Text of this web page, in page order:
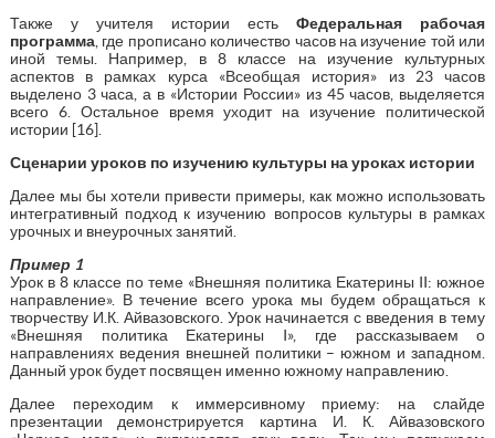
Также у учителя истории естьФедеральная рабочая
программа, где прописано количество часов на изучение той или
иной темы. Например, в 8 классе на изучение культурных
аспектов в рамках курса «Всеобщая история» из 23 часов
выделено 3 часа, а в «Истории России» из 45 часов, выделяется
всего 6. Остальное время уходит на изучение политической
истории [16].
Сценарии уроков по изучению культуры на уроках истории
Далее мы бы хотели привести примеры, как можно использовать
интегративный подход к изучению вопросов культуры в рамках
урочных и внеурочных занятий.
Пример 1
Урок в 8 классе по теме «Внешняя политика Екатерины II: южное
направление». В течение всего урока мы будем обращаться к
творчеству И.К. Айвазовского. Урок начинается с введения в тему
«Внешняя политика Екатерины I», где рассказываем о
направлениях ведения внешней политики – южном и западном.
Данный урок будет посвящен именно южному направлению.
Далее переходим к иммерсивному приему: на слайде
презентации демонстрируется картина И. К. Айвазовского